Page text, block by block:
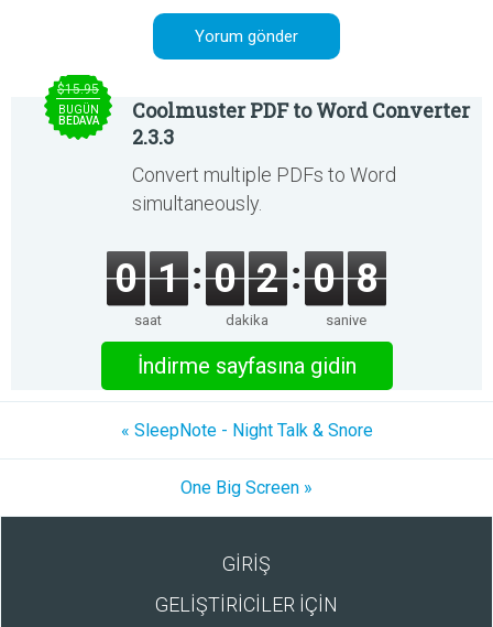
$15.95
BUGÜN
BEDAVA
Coolmuster PDF to Word Converter
2.3.3
Convert multiple PDFs to Word
simultaneously.
0 1
saat
0 2
dakika
0 8
saniye
İndirme sayfasına gidin
« SleepNote - Night Talk & Snore
One Big Screen »
GİRİŞ
GELİŞTİRİCİLER İÇİN